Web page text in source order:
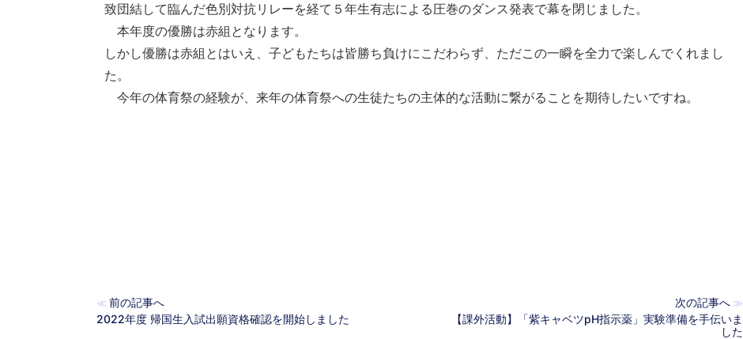
致団結して臨んだ色別対抗リレーを経て５年生有志による圧巻のダンス発表で幕を閉じました。
本年度の優勝は赤組となります。
しかし優勝は赤組とはいえ、子どもたちは皆勝ち負けにこだわらず、ただこの一瞬を全力で楽しんでくれまし
た。
今年の体育祭の経験が、来年の体育祭への生徒たちの主体的な活動に繋がることを期待したいですね。
≪ 前の記事へ
2022年度 帰国生入試出願資格確認を開始しました
次の記事へ≫
【課外活動】「紫キャベツpH指示薬」実験準備を手伝いま
した